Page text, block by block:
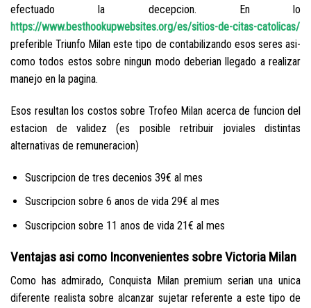
efectuado la decepcion. En lo
https://www.besthookupwebsites.org/es/sitios-de-citas-catolicas/
preferible Triunfo Milan este tipo de contabilizando esos seres asi­
como todos estos sobre ningun modo deberian llegado a realizar
manejo en la pagina.
Esos resultan los costos sobre Trofeo Milan acerca de funcion del
estacion de validez (es posible retribuir joviales distintas
alternativas de remuneracion)
Suscripcion de tres decenios 39€ al mes
Suscripcion sobre 6 anos de vida 29€ al mes
Suscripcion sobre 11 anos de vida 21€ al mes
Ventajas asi­ como Inconvenientes sobre Victoria Milan
Como has admirado, Conquista Milan premium seri­an una unica
diferente realista sobre alcanzar sujetar referente a este tipo de